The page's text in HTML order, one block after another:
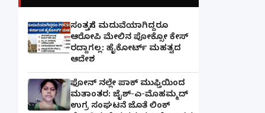
ಸಂತ್ರಸ್ತೆಗೆ ಮದುವೆಯಾಗಿದ್ದರೂ
ಆರೋಪಿ ಮೇಲಿನ ಪೋಕ್ಸೋ ಕೇಸ್
ರದ್ದಾಗಲ್ಲ: ಹೈಕೋರ್ಟ್ ಮಹತ್ವದ
ಆದೇಶ
ಫೋನ್ ನಲ್ಲೇ ಪಾಕ್ ಮುಫ್ತಿಯಿಂದ
ಮತಾಂತರ: ಜೈಶ್-ಎ-ಮೊಹಮ್ಮದ್
ಉಗ್ರ ಸಂಘಟನೆ ಜೊತೆ ಲಿಂಕ್